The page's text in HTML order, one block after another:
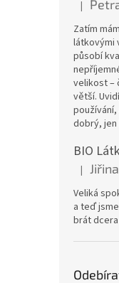
|
Zatím
látkovými
působí
velikost –
větší.
dobrý, jen
|
Veliká
a teď
brát